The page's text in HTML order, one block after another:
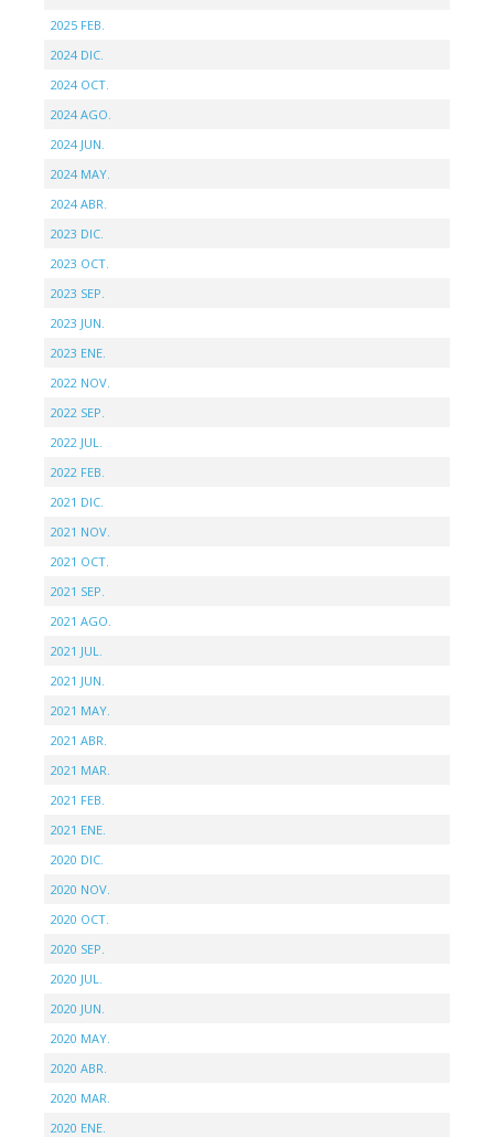
2025 FEB.
2024 DIC.
2024 OCT.
2024 AGO.
2024 JUN.
2024 MAY.
2024 ABR.
2023 DIC.
2023 OCT.
2023 SEP.
2023 JUN.
2023 ENE.
2022 NOV.
2022 SEP.
2022 JUL.
2022 FEB.
2021 DIC.
2021 NOV.
2021 OCT.
2021 SEP.
2021 AGO.
2021 JUL.
2021 JUN.
2021 MAY.
2021 ABR.
2021 MAR.
2021 FEB.
2021 ENE.
2020 DIC.
2020 NOV.
2020 OCT.
2020 SEP.
2020 JUL.
2020 JUN.
2020 MAY.
2020 ABR.
2020 MAR.
2020 ENE.